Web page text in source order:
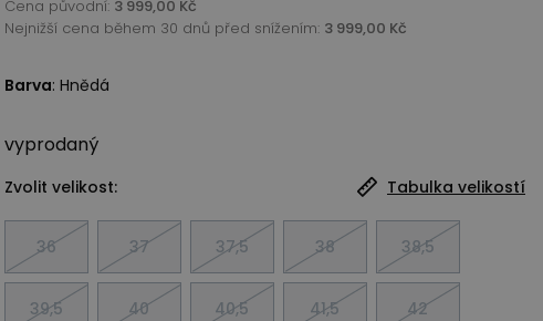
Cena původní: 3 999,00 Kč
Nejnižší cena během 30 dnů před snížením: 3 999,00 Kč
Barva: Hnědá
vyprodaný
Zvolit velikost: Tabulka velikostí
36 37 37,5 38 38,5
39,5 40 40,5 41,5 42